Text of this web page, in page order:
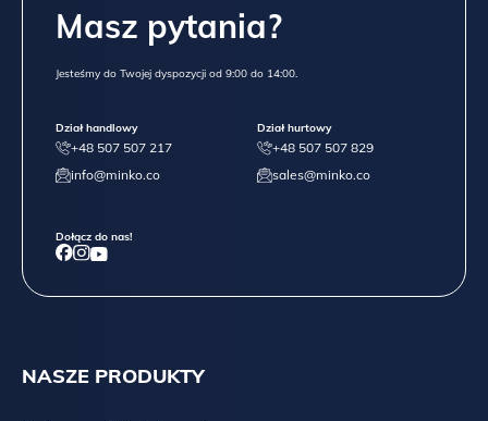
NASZE PRODUKTY
Masz pytania?
Jesteśmy do Twojej dyspozycji od 9:00 do 14:00.
Dział handlowy
+48 507 507 217
info@minko.co
Dział hurtowy
+48 507 507 829
sales@minko.co
Dołącz do nas!